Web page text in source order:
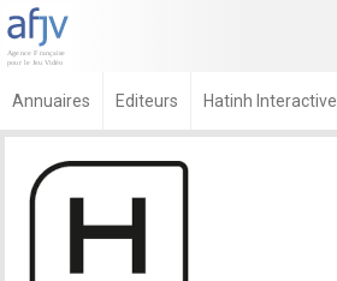
Annuaires Editeurs Hatinh Interactive